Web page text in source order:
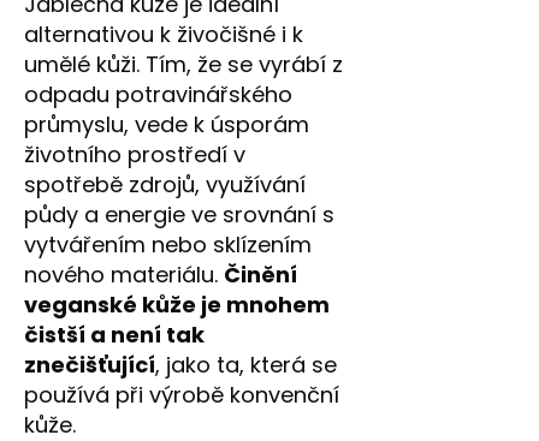
alternativou k živočišné i k
umělé kůži. Tím, že se vyrábí z
odpadu potravinářského
průmyslu, vede k úsporám
životního prostředí v
spotřebě zdrojů, využívání
půdy a energie ve srovnání s
vytvářením nebo sklízením
nového materiálu. Činění
veganské kůže je mnohem
čistší a není tak
znečišťující, jako ta, která se
používá při výrobě konvenční
kůže.